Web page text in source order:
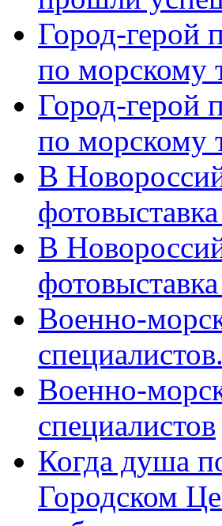
Город-герой
по морскому
Город-герой
по морскому
В
В
Военно-
Военно-
специалистов
Когда душа
Городском